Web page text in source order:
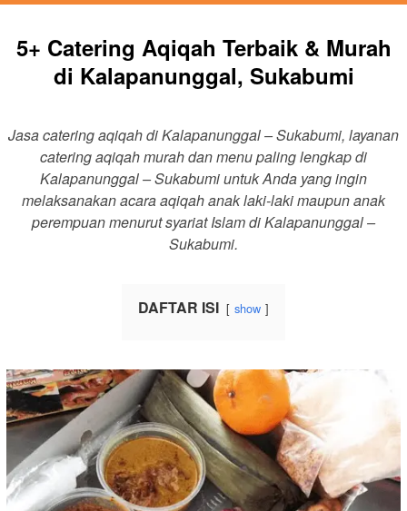
5+ Catering Aqiqah Terbaik & Murah
di Kalapanunggal, Sukabumi
Jasa catering aqiqah di Kalapanunggal – Sukabumi, layanan
catering aqiqah murah dan menu paling lengkap di
Kalapanunggal – Sukabumi untuk Anda yang ingin
melaksanakan acara aqiqah anak laki-laki maupun anak
perempuan menurut syariat Islam di Kalapanunggal –
Sukabumi.
DAFTAR ISI show